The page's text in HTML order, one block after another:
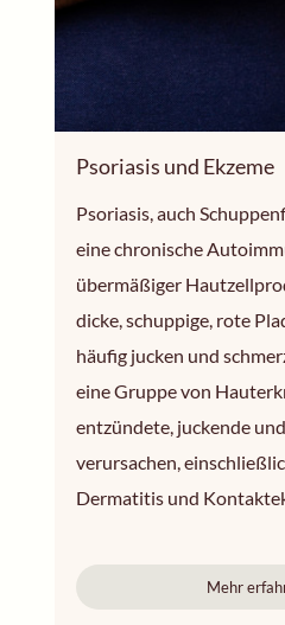
Psoriasis und Ekzeme
Psoriasis, auch
eine chronische
übermäßiger
dicke, schuppige, rote
häufig jucken und
eine Gruppe von
entzündete, juckende
verursachen,
Dermatitis und
Mehr